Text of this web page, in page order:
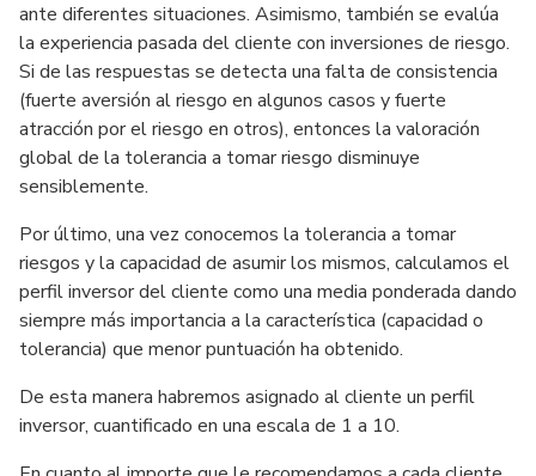
ante diferentes situaciones. Asimismo, también se evalúa
la experiencia pasada del cliente con inversiones de riesgo.
Si de las respuestas se detecta una falta de consistencia
(fuerte aversión al riesgo en algunos casos y fuerte
atracción por el riesgo en otros), entonces la valoración
global de la tolerancia a tomar riesgo disminuye
sensiblemente.
Por último, una vez conocemos la tolerancia a tomar
riesgos y la capacidad de asumir los mismos, calculamos el
perfil inversor del cliente como una media ponderada dando
siempre más importancia a la característica (capacidad o
tolerancia) que menor puntuación ha obtenido.
De esta manera habremos asignado al cliente un perfil
inversor, cuantificado en una escala de 1 a 10.